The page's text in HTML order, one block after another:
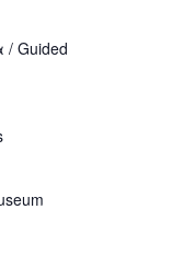
Guided